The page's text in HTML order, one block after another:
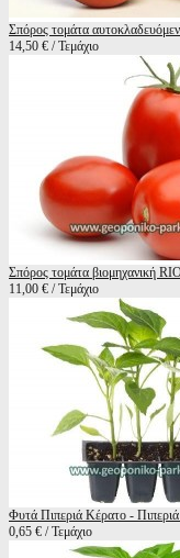
Σπόρος τομάτα
14,50 € / Τεμάχιο
Σπόρος τομάτα βιομηχανική
11,00 € / Τεμάχιο
Φυτά Πιπεριά Κέρατο -
0,65 € / Τεμάχιο